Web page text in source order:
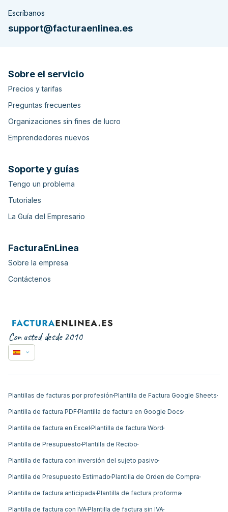
Escríbanos
support@facturaenlinea.es
Sobre el servicio
Precios y tarifas
Preguntas frecuentes
Organizaciones sin fines de lucro
Emprendedores nuevos
Soporte y guías
Tengo un problema
Tutoriales
La Guía del Empresario
FacturaEnLinea
Sobre la empresa
Contáctenos
Con usted desde 2010
Plantillas de facturas por profesión Plantilla de Factura Google Sheets
Plantilla de factura PDF Plantilla de factura en Google Docs
Plantilla de factura en Excel Plantilla de factura Word
Plantilla de Presupuesto Plantilla de Recibo
Plantilla de factura con inversión del sujeto pasivo
Plantilla de Presupuesto Estimado Plantilla de Orden de Compra
Plantilla de factura anticipada Plantilla de factura proforma
Plantilla de factura con IVA Plantilla de factura sin IVA